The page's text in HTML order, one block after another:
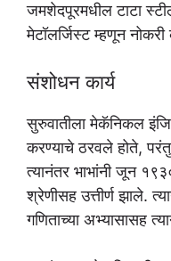
जमशेदपूरमधील टाटा
मेटॉलर्जिस्ट म्हणून
संशोधन कार्य
सुरुवातीला मेकॅनिकल
करण्याचे ठरवले होते, परंतु
त्यानंतर भाभांनी जून
श्रेणीसह उत्तीर्ण झाले.
गणिताच्या अभ्यासासह